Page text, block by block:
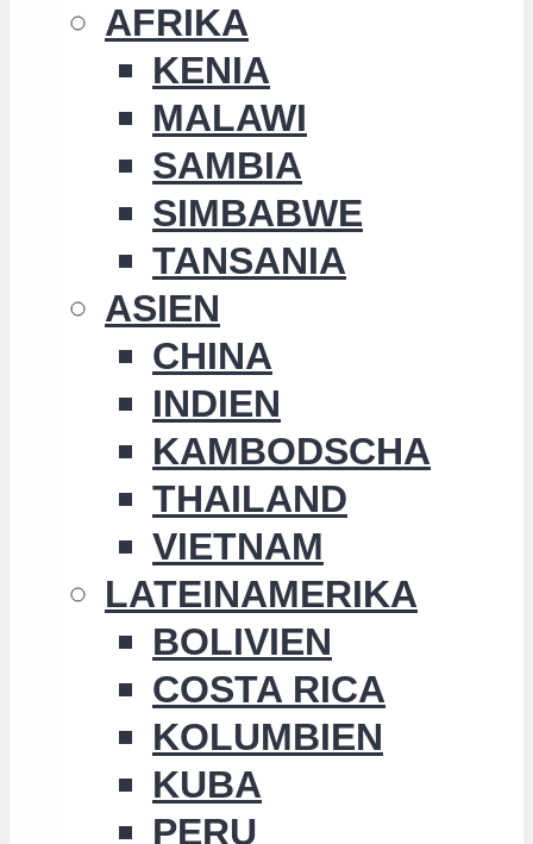
AFRIKA
KENIA
MALAWI
SAMBIA
SIMBABWE
TANSANIA
ASIEN
CHINA
INDIEN
KAMBODSCHA
THAILAND
VIETNAM
LATEINAMERIKA
BOLIVIEN
COSTA RICA
KOLUMBIEN
KUBA
PERU